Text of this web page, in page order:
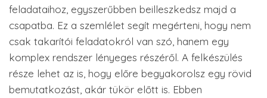
feladataihoz, egyszerűbben beilleszkedsz majd a
csapatba. Ez a szemlélet segít megérteni, hogy nem
csak takarítói feladatokról van szó, hanem egy
komplex rendszer lényeges részéről. A felkészülés
része lehet az is, hogy előre begyakorolsz egy rövid
bemutatkozást, akár tükör előtt is. Ebben